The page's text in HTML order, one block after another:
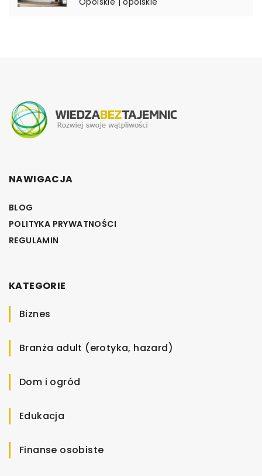
NAWIGACJA
BLOG
POLITYKA PRYWATNOŚCI
REGULAMIN
KATEGORIE
Biznes
Branża adult (erotyka, hazard)
Dom i ogród
Edukacja
Finanse osobiste